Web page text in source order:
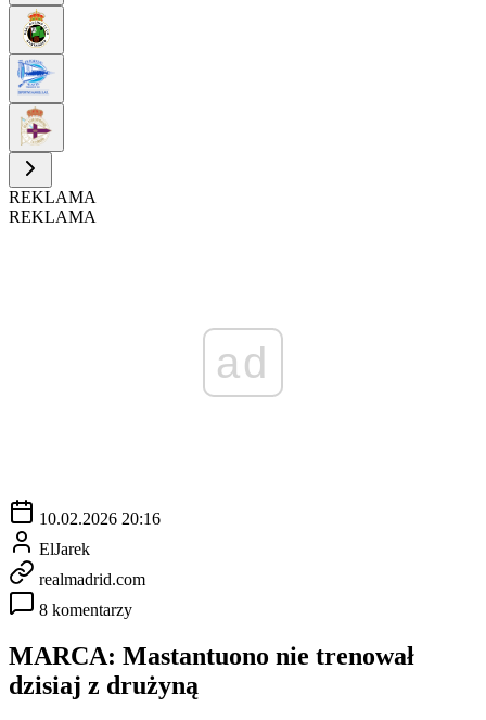
REKLAMA
REKLAMA
ad
10.02.2026 20:16
ElJarek
realmadrid.com
8 komentarzy
MARCA: Mastantuono nie trenował
dzisiaj z drużyną